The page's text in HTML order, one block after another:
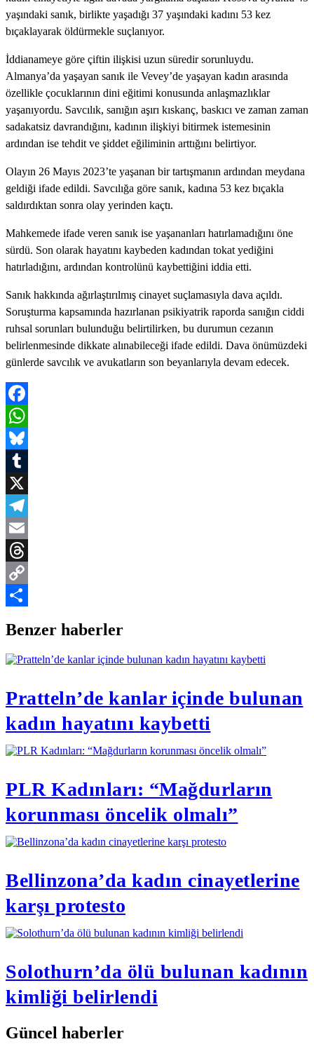
yaşındaki sanık, birlikte yaşadığı 37 yaşındaki kadını 53 kez
bıçaklayarak öldürmekle suçlanıyor.
İddianameye göre çiftin ilişkisi uzun süredir sorunluydu.
Almanya’da yaşayan sanık ile Vevey’de yaşayan kadın arasında
özellikle çocuklarının dini eğitimi konusunda anlaşmazlıklar
yaşanıyordu. Savcılık, sanığın aşırı kıskanç, baskıcı ve zaman zaman
sadakatsiz davrandığını, kadının ilişkiyi bitirmek istemesinin
ardından ise tehdit ve şiddet eğiliminin arttığını belirtiyor.
Olayın 26 Mayıs 2023’te yaşanan bir tartışmanın ardından meydana
geldiği ifade edildi. Savcılığa göre sanık, kadına 53 kez bıçakla
saldırdıktan sonra olay yerinden kaçtı.
Mahkemede ifade veren sanık ise yaşananları hatırlamadığını öne
sürdü. Son olarak hayatını kaybeden kadından tokat yediğini
hatırladığını, ardından kontrolünü kaybettiğini iddia etti.
Sanık hakkında ağırlaştırılmış cinayet suçlamasıyla dava açıldı.
Soruşturma kapsamında hazırlanan psikiyatrik raporda sanığın ciddi
ruhsal sorunları bulunduğu belirtilirken, bu durumun cezanın
belirlenmesinde dikkate alınabileceği ifade edildi. Dava önümüzdeki
günlerde savcılık ve avukatların son beyanlarıyla devam edecek.
Facebook
WhatsApp
Bluesky
Tumblr
X
Telegram
Email
Threads
Copy
Benzer haberler
Pratteln’de kanlar içinde bulunan
kadın hayatını kaybetti
PLR Kadınları: “Mağdurların
korunması öncelik olmalı”
Bellinzona’da kadın cinayetlerine
karşı protesto
Solothurn’da ölü bulunan kadının
kimliği belirlendi
Güncel haberler